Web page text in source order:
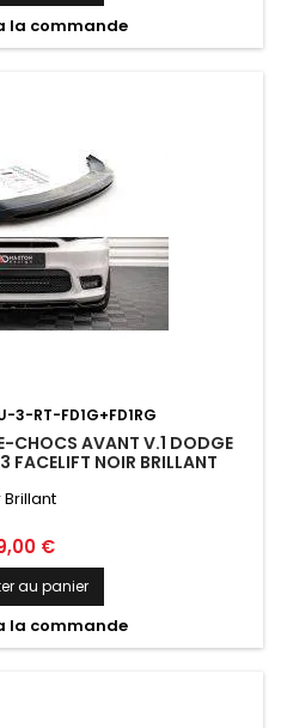
la commande
3-RT-FD1G+FD1RG
CHOCS AVANT V.1 DODGE
FACELIFT NOIR BRILLANT
Brillant
€
au panier
la commande